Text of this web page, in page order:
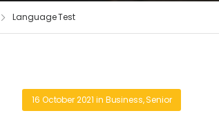
Language Test
16 October 2021 in Business,Senior